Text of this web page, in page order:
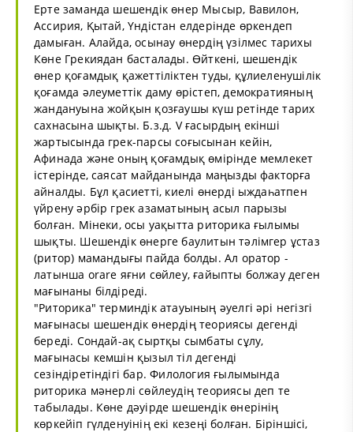
Ерте заманда шешендік өнер Мысыр, Вавилон,
Ассирия, Қытай, Үндістан елдерінде өркендеп
дамыған. Алайда, осынау өнердің үзілмес тарихы
Көне Грекиядан басталады. Өйткені, шешендік
өнер қоғамдық қажеттіліктен туды, құлиеленушілік
қоғамда әлеуметтік даму өрістеп, демократияның
жандануына жойқын қозғаушы күш ретінде тарих
сахнасына шықты. Б.з.д. V ғасырдың екінші
жартысында грек-парсы соғысынан кейін,
Афинада және оның қоғамдық өмірінде мемлекет
істерінде, саясат майданында маңызды факторға
айналды. Бұл қасиетті, киелі өнерді ыждаһатпен
үйрену әрбір грек азаматының асыл парызы
болған. Мінеки, осы уақытта риторика ғылымы
шықты. Шешендік өнерге баулитын тәлімгер ұстаз
(ритор) мамандығы пайда болды. Ал оратор -
латынша orare яғни сөйлеу, ғайыпты болжау деген
мағынаны білдіреді.
"Риторика" терминдік атауының әуелгі әрі негізгі
мағынасы шешендік өнердің теориясы дегенді
береді. Сондай-ақ сыртқы сымбаты сұлу,
мағынасы кемшін қызыл тіл дегенді
сезіндіретіндігі бар. Филология ғылымында
риторика мәнерлі сөйлеудің теориясы деп те
табылады. Көне дәуірде шешендік өнерінің
көркейіп гүлденуінің екі кезеңі болған. Біріншісі,